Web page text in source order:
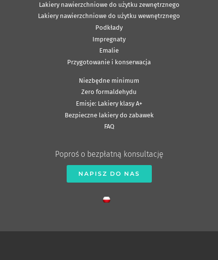
Lakiery nawierzchniowe do użytku zewnętrznego
Lakiery nawierzchniowe do użytku wewnętrznego
Podkłady
Impregnaty
Emalie
Przygotowanie i konserwacja
Niezbędne minimum
Zero formaldehydu
Emisje: Lakiery klasy A+
Bezpieczne lakiery do zabawek
FAQ
Poproś o bezpłatną konsultację
NAPISZ DO NAS